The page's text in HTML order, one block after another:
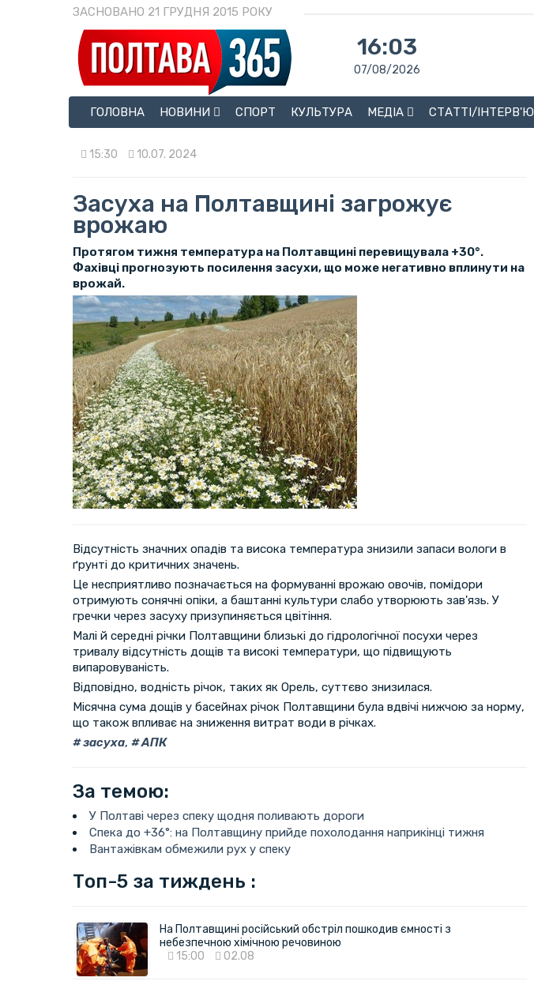
ЗАСНОВАНО 21 ГРУДНЯ 2015 РОКУ
16:03
07/08/2026
ГОЛОВНА
НОВИНИ СПОРТ КУЛЬТУРА МЕДІА СТАТТІ/ІНТЕРВ'Ю
15:30 10.07. 2024
Засуха на Полтавщині загрожує
врожаю
Протягом тижня температура на Полтавщині перевищувала +30°.
Фахівці прогнозують посилення засухи, що може негативно вплинути на
врожай.
Відсутність значних опадів та висока температура знизили запаси вологи в
ґрунті до критичних значень.
Це несприятливо позначається на формуванні врожаю овочів, помідори
отримують сонячні опіки, а баштанні культури слабо утворюють зав'язь. У
гречки через засуху призупиняється цвітіння.
Малі й середні річки Полтавщини близькі до гідрологічної посухи через
тривалу відсутність дощів та високі температури, що підвищують
випаровуваність.
Відповідно, водність річок, таких як Орель, суттєво знизилася.
Місячна сума дощів у басейнах річок Полтавщини була вдвічі нижчою за норму,
що також впливає на зниження витрат води в річках.
засуха, АПК
За темою:
У Полтаві через спеку щодня поливають дороги
Спека до +36°: на Полтавщину прийде похолодання наприкінці тижня
Вантажівкам обмежили рух у спеку
Топ-5 за тиждень :
На Полтавщині російський обстріл пошкодив ємності з
небезпечною хімічною речовиною
15:00
02.08